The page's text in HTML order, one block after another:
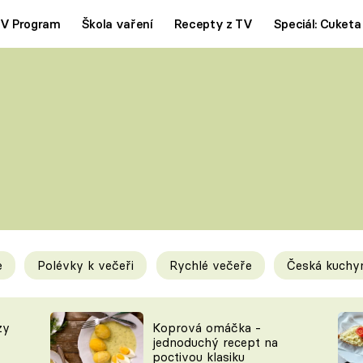
Program Škola vaření Recepty z TV Speciál: Cuketa
Tipy a triky
KAM ZA JÍDLEM
Polévky k večeři Rychlé večeře Česká
Koprová omáčka -
jednoduchý recept na
poctivou klasiku